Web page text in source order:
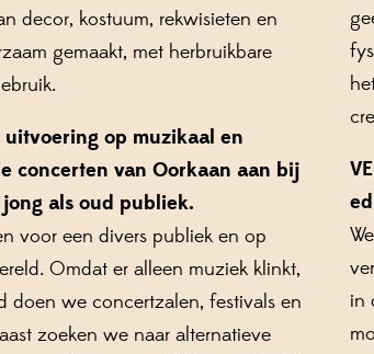
decor, kostuum, rekwisieten en
gemaakt, met herbruikbare
uitvoering op muzikaal en
concerten van Oorkaan aan bij
als oud publiek.
voor een divers publiek en op
Omdat er alleen muziek klinkt,
doen we concertzalen, festivals en
zoeken we naar alternatieve
in